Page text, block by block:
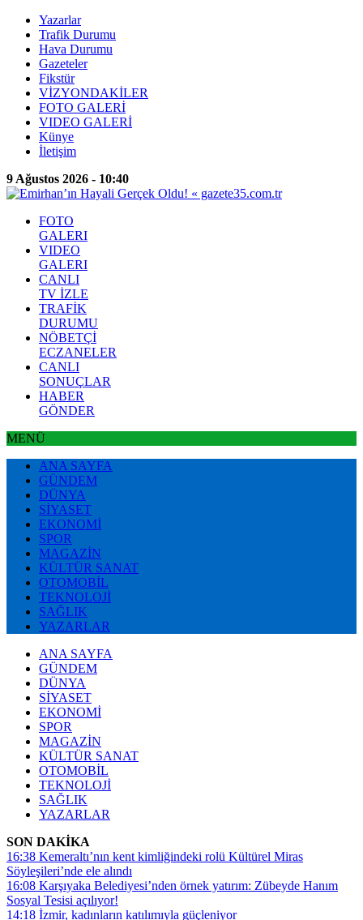
Yazarlar
Trafik Durumu
Hava Durumu
Gazeteler
Fikstür
VİZYONDAKİLER
FOTO GALERİ
VIDEO GALERİ
Künye
İletişim
9 Ağustos 2026 - 10:40
FOTO
GALERI
VIDEO
GALERI
CANLI
TV İZLE
TRAFİK
DURUMU
NÖBETÇİ
ECZANELER
CANLI
SONUÇLAR
HABER
GÖNDER
MENÜ
ANA SAYFA
GÜNDEM
DÜNYA
SİYASET
EKONOMİ
SPOR
MAGAZİN
KÜLTÜR SANAT
OTOMOBİL
TEKNOLOJİ
SAĞLIK
YAZARLAR
ANA SAYFA
GÜNDEM
DÜNYA
SİYASET
EKONOMİ
SPOR
MAGAZİN
KÜLTÜR SANAT
OTOMOBİL
TEKNOLOJİ
SAĞLIK
YAZARLAR
SON DAKİKA
16:38 Kemeraltı’nın kent kimliğindeki rolü Kültürel Miras
Söyleşileri’nde ele alındı
16:08 Karşıyaka Belediyesi’nden örnek yatırım: Zübeyde Hanım
Sosyal Tesisi açılıyor!
14:18 İzmir, kadınların katılımıyla güçleniyor